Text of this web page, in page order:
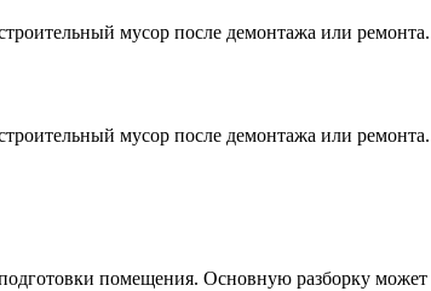
мусор после демонтажа или ремонта.
мусор после демонтажа или ремонта.
помещения. Основную разборку может